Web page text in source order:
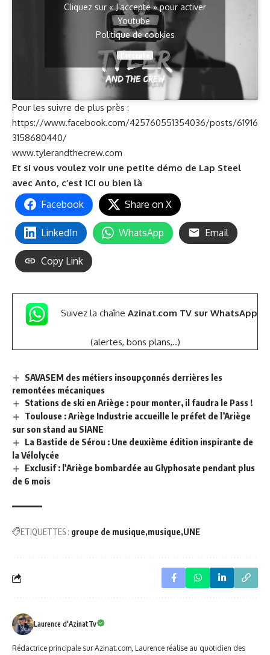
Cliquez sur « J’accepte » pour activer
Youtube
Politique de cookies
Pour les suivre de plus près :
https://www.facebook.com/425760551354036/posts/61916
3158680440/
www.tylerandthecrew.com
Et si vous voulez voir une petite démo de Lap Steel
avec Anto, c’est ICI ou bien là
Facebook Share on X
LinkedIn WhatsApp Email
Copy Link
Suivez la chaîne Azinat.com TV sur WhatsApp
(alertes, bons plans,..)
SAVASEM des métiers insoupçonnés derrières les
remontées mécaniques
Stations de ski en Ariège : pour monter, il faudra le Pass !
Toulouse : Ariège Industrie accueille le préfet de l’Ariège
sur son stand au SIANE
La Bastide de Sérou : Une deuxième édition inspirante de
la Vélolycée
Exclusif : l'Ariège bombardée au Glyphosate pendant plus
de 6 mois
ETIQUETTES : groupe de musique musique UNE
Laurence d'AzinatTv
Rédactrice principale sur Azinat.com, Laurence réalise au quotidien des